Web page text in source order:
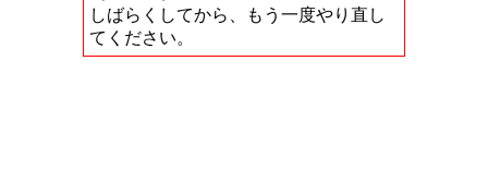
しばらくしてから、もう一度やり直し
てください。